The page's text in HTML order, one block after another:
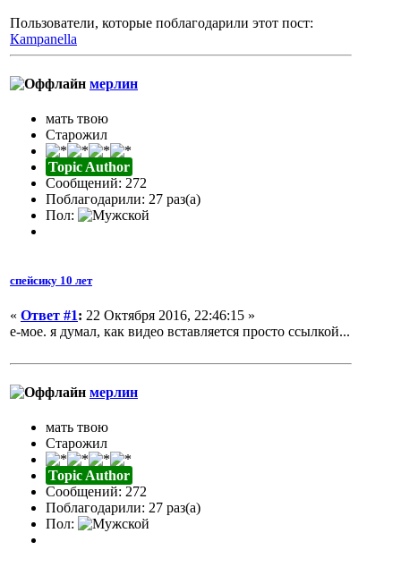
Пользователи, которые поблагодарили этот пост:
Кampanella
мерлин
мать твою
Старожил
Topic Author
Сообщений: 272
Поблагодарили: 27 раз(а)
Пол:
спейсику 10 лет
« Ответ #1: 22 Октября 2016, 22:46:15 »
е-мое. я думал, как видео вставляется просто ссылкой...
мерлин
мать твою
Старожил
Topic Author
Сообщений: 272
Поблагодарили: 27 раз(а)
Пол: